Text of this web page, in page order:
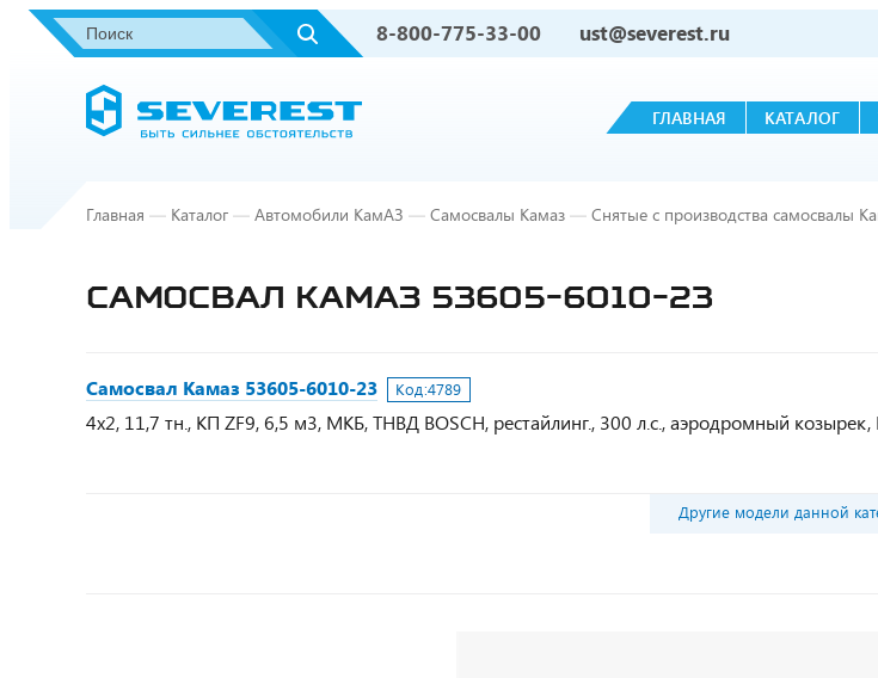
8-800-775-33-00 ust@severest.ru
ГЛАВНАЯ КАТАЛОГ
Главная — Каталог — Автомобили КамАЗ — Самосвалы Камаз — Снятые с производства самосвалы
САМОСВАЛ КАМАЗ 53605-6010-23
Самосвал Камаз 53605-6010-23 Код:4789
4х2, 11,7 тн., КП ZF9, 6,5 м3, МКБ, ТНВД BOSCH, рестайлинг., 300 л.с., аэродромный
Другие модели данной